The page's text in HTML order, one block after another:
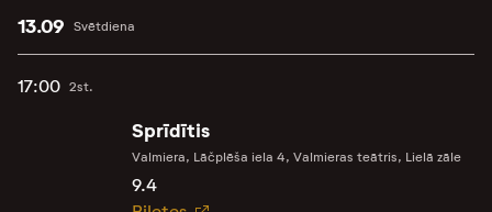
Svētdiena
13.09
17:00 2st.
Sprīdītis
Valmiera, Lāčplēša iela 4, Valmieras teātris, Lielā zāle
9.4